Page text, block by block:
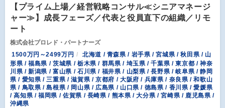
【プライム上場／経営戦略コンサル≪シニアマネージ
ャー≫】成長フェーズ／代表と役員直下の組織／リモ
ート
株式会社プロレド・パートナーズ
1500万円～2499万円
北海道 / 青森県 / 岩手県 / 宮城県 / 秋田県 / 山
形県 / 福島県 / 茨城県 / 栃木県 / 群馬県 / 埼玉県 / 千葉県 / 東京都 / 神奈
川県 / 新潟県 / 富山県 / 石川県 / 福井県 / 山梨県 / 長野県 / 岐阜県 / 静岡
県 / 愛知県 / 三重県 / 滋賀県 / 京都府 / 大阪府 / 兵庫県 / 奈良県 / 和歌山
県 / 鳥取県 / 島根県 / 岡山県 / 広島県 / 山口県 / 徳島県 / 香川県 / 愛媛県
/ 高知県 / 福岡県 / 佐賀県 / 長崎県 / 熊本県 / 大分県 / 宮崎県 / 鹿児島県 /
沖縄県